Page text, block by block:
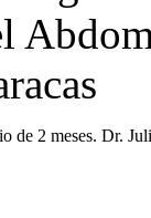
de 2 meses. Dr.